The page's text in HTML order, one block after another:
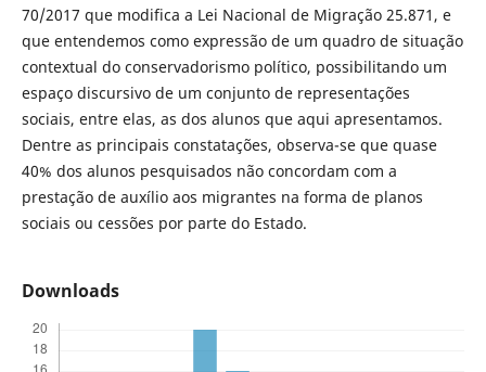
70/2017 que modifica a Lei Nacional de Migração 25.871, e
que entendemos como expressão de um quadro de situação
contextual do conservadorismo político, possibilitando um
espaço discursivo de um conjunto de representações
sociais, entre elas, as dos alunos que aqui apresentamos.
Dentre as principais constatações, observa-se que quase
40% dos alunos pesquisados não concordam com a
prestação de auxílio aos migrantes na forma de planos
sociais ou cessões por parte do Estado.
Downloads